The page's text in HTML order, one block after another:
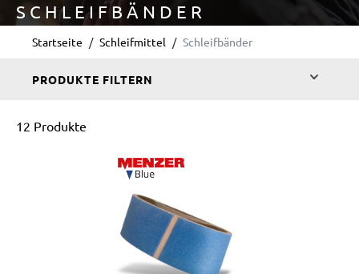
SCHLEIFBÄNDER
Startseite Schleifmittel Schleifbänder
PRODUKTE FILTERN
12 Produkte